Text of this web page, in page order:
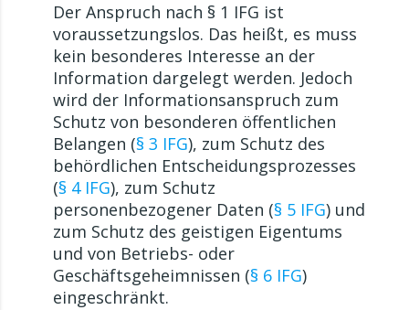
Der Anspruch nach § 1 IFG ist
voraussetzungslos. Das heißt, es muss
kein besonderes Interesse an der
Information dargelegt werden. Jedoch
wird der Informationsanspruch zum
Schutz von besonderen öffentlichen
Belangen (§ 3 IFG), zum Schutz des
behördlichen Entscheidungsprozesses
(§ 4 IFG), zum Schutz
personenbezogener Daten (§ 5 IFG) und
zum Schutz des geistigen Eigentums
und von Betriebs- oder
Geschäftsgeheimnissen (§ 6 IFG)
eingeschränkt.